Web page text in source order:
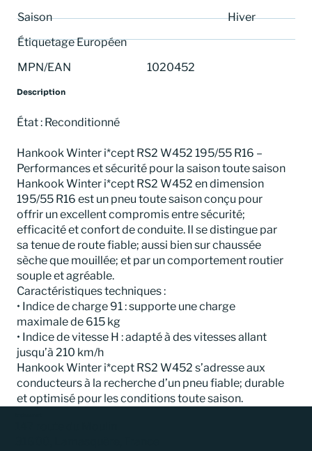
1020452
MPN/EAN
Étiquetage Européen
Hiver
Saison
État : Reconditionné
Hankook Winter i*cept RS2 W452 195/55 R16 –
Performances et sécurité pour la saison toute saison
Hankook Winter i*cept RS2 W452 en dimension
195/55 R16 est un pneu toute saison conçu pour
offrir un excellent compromis entre sécurité;
efficacité et confort de conduite. Il se distingue par
sa tenue de route fiable; aussi bien sur chaussée
sèche que mouillée; et par un comportement routier
souple et agréable.
Caractéristiques techniques :
• Indice de charge 91 : supporte une charge
maximale de 615 kg
• Indice de vitesse H : adapté à des vitesses allant
jusqu’à 210 km/h
Hankook Winter i*cept RS2 W452 s’adresse aux
conducteurs à la recherche d’un pneu fiable; durable
et optimisé pour les conditions toute saison.
Description